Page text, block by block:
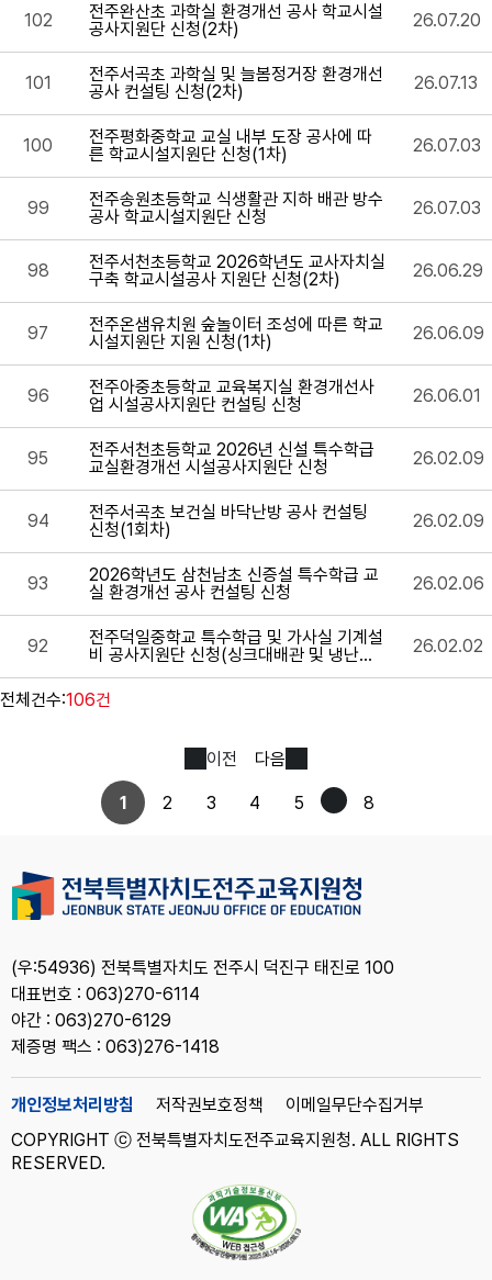
102
전주완산초 과학실 환경개선 공사 학교시설
공사지원단 신청(2차)
26.07.20
101
전주서곡초 과학실 및 늘봄정거장 환경개선
공사 컨설팅 신청(2차)
26.07.13
100
전주평화중학교 교실 내부 도장 공사에 따
른 학교시설지원단 신청(1차)
26.07.03
99
전주송원초등학교 식생활관 지하 배관 방수
공사 학교시설지원단 신청
26.07.03
98
전주서천초등학교 2026학년도 교사자치실
구축 학교시설공사 지원단 신청(2차)
26.06.29
97
전주온샘유치원 숲놀이터 조성에 따른 학교
시설지원단 지원 신청(1차)
26.06.09
96
전주아중초등학교 교육복지실 환경개선사
업 시설공사지원단 컨설팅 신청
26.06.01
95
전주서천초등학교 2026년 신설 특수학급
교실환경개선 시설공사지원단 신청
26.02.09
94
전주서곡초 보건실 바닥난방 공사 컨설팅
신청(1회차)
26.02.09
93
2026학년도 삼천남초 신증설 특수학급 교
실 환경개선 공사 컨설팅 신청
26.02.06
92
전주덕일중학교 특수학급 및 가사실 기계설
비 공사지원단 신청(싱크대배관 및 냉난방
기 설치)
26.02.02
전체건수:106건
이전
1 2 3 4 5 8
다음
(우:54936) 전북특별자치도 전주시 덕진구 태진로 100
대표번호 : 063)270-6114
야간 : 063)270-6129
제증명 팩스 : 063)276-1418
개인정보처리방침 저작권보호정책
이메일무단수집거부
COPYRIGHT ⓒ 전북특별자치도전주교육지원청. ALL RIGHTS
RESERVED.